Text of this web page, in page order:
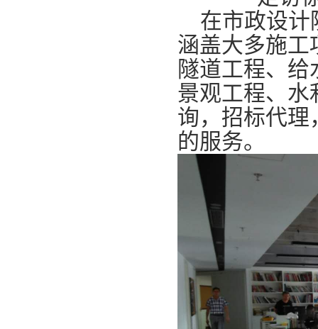
在市政设计
涵盖大多施工
隧道工程、
景观工程、水
询，招标代理
的服务。